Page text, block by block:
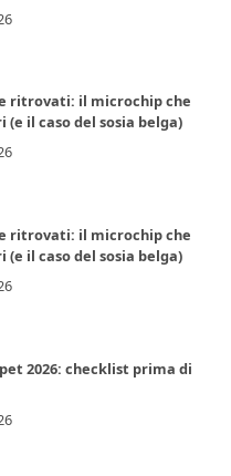
ritrovati: il microchip che
il caso del sosia belga)
ritrovati: il microchip che
il caso del sosia belga)
2026: checklist prima di